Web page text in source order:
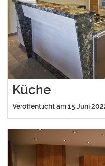
Küche
Veröffentlicht am 15 Juni